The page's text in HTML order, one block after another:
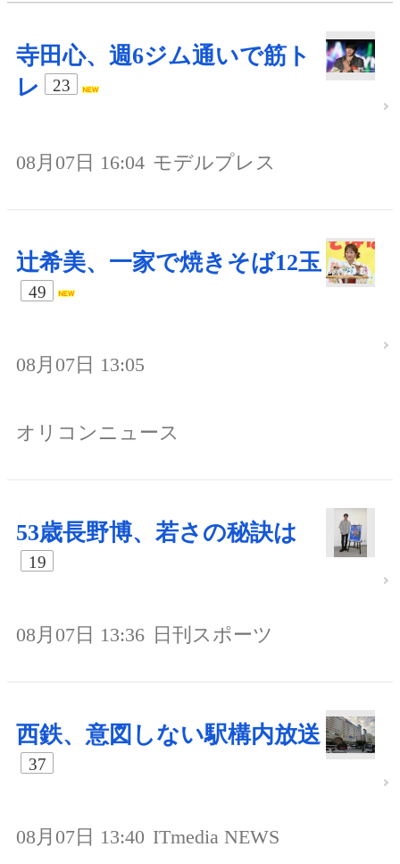
寺田心、週6ジム通いで筋ト
レ
23
08月07日 16:04 モデルプレス
辻希美、一家で焼きそば12玉
49
08月07日 13:05
オリコンニュース
53歳長野博、若さの秘訣は
19
08月07日 13:36 日刊スポーツ
西鉄、意図しない駅構内放送
37
08月07日 13:40 ITmedia NEWS